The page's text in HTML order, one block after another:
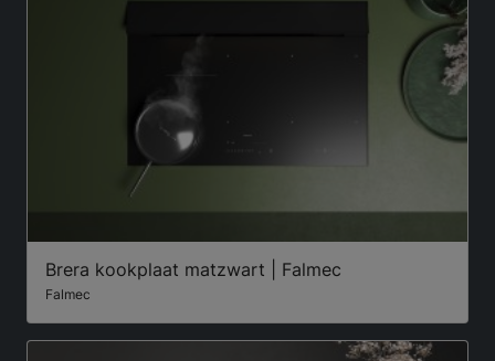
Brera kookplaat matzwart | Falmec
Falmec